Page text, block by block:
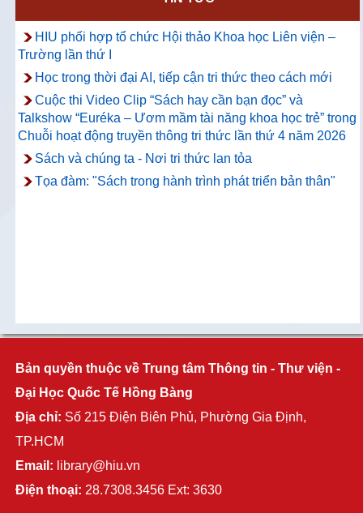
Thông báo về việc hướng dẫn truy cập
và sử dụng CSDL ProQuest Ebook
Central
HIU phối hợp tổ chức Hội thảo Khoa học Liên viện –
Trường lần thứ I
Học trong thời đại AI, tiếp cận tri thức theo cách mới
Cuộc thi Video Clip “Sách hay cần bạn đọc” và
Talkshow “Euréka – Ươm mầm tài năng khoa học trẻ” trong
Chuỗi hoạt động truyền thông tri thức lần thứ 4 năm 2026
Sách và chúng ta - Nơi tri thức lan tỏa
Tọa đàm: "Sách trong hành trình phát triển bản thân"
Bản quyền thuộc về Trung tâm Thông tin - Thư viện -
Đại Học Quốc Tế Hồng Bàng
Địa chỉ: Số 215 Điện Biên Phủ, Phường Gia Định,
TP.HCM
Email: library@hiu.vn
Điện thoại: 28.7308.3456 Ext: 3630